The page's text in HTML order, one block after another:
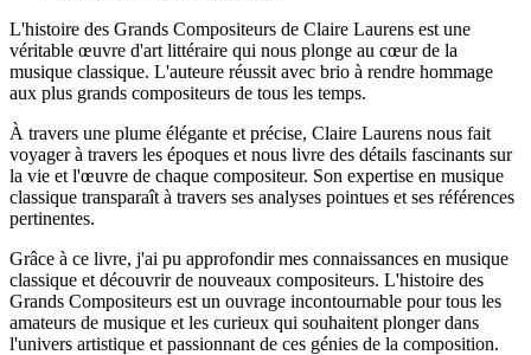
L'histoire des Grands Compositeurs de Claire Laurens est une
véritable œuvre d'art littéraire qui nous plonge au cœur de la
musique classique. L'auteure réussit avec brio à rendre hommage
aux plus grands compositeurs de tous les temps.
À travers une plume élégante et précise, Claire Laurens nous fait
voyager à travers les époques et nous livre des détails fascinants sur
la vie et l'œuvre de chaque compositeur. Son expertise en musique
classique transparaît à travers ses analyses pointues et ses références
pertinentes.
Grâce à ce livre, j'ai pu approfondir mes connaissances en musique
classique et découvrir de nouveaux compositeurs. L'histoire des
Grands Compositeurs est un ouvrage incontournable pour tous les
amateurs de musique et les curieux qui souhaitent plonger dans
l'univers artistique et passionnant de ces génies de la composition.